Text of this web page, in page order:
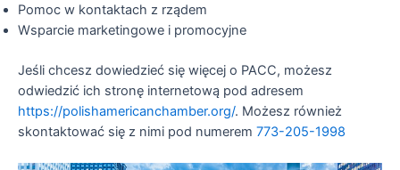
Pomoc w kontaktach z rządem
Wsparcie marketingowe i promocyjne
Jeśli chcesz dowiedzieć się więcej o PACC, możesz
odwiedzić ich stronę internetową pod adresem
https://polishamericanchamber.org/. Możesz również
skontaktować się z nimi pod numerem 773-205-1998